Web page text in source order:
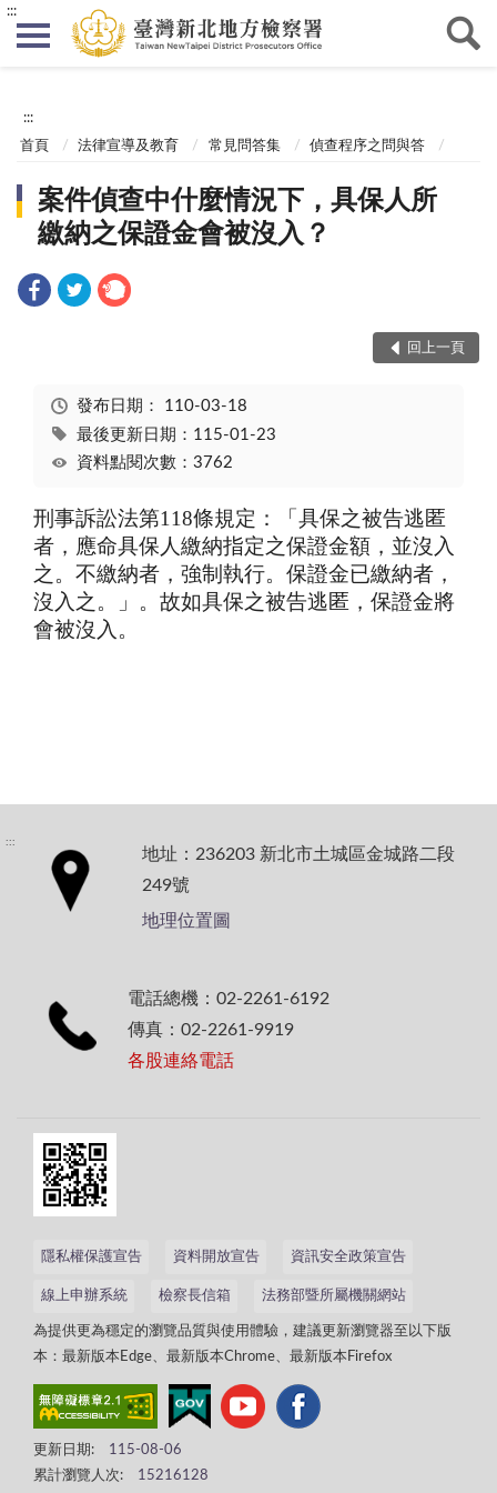
:::
:::
首頁 法律宣導及教育 常見問答集 偵查程序之問與答
案件偵查中什麼情況下，具保人所
繳納之保證金會被沒入？
回上一頁
發布日期： 110-03-18
最後更新日期：115-01-23
資料點閱次數：3762
刑事訴訟法第118條規定：「具保之被告逃匿
者，應命具保人繳納指定之保證金額，並沒入
之。不繳納者，強制執行。保證金已繳納者，
沒入之。」。故如具保之被告逃匿，保證金將
會被沒入。
:::
地址：236203 新北市土城區金城路二段
249號
地理位置圖
電話總機：02-2261-6192
傳真：02-2261-9919
各股連絡電話
隱私權保護宣告 資料開放宣告 資訊安全政策宣告
線上申辦系統 檢察長信箱 法務部暨所屬機關網站
為提供更為穩定的瀏覽品質與使用體驗，建議更新瀏覽器至以下版
本：最新版本Edge、最新版本Chrome、最新版本Firefox
更新日期:
115-08-06
累計瀏覽人次:
15216128